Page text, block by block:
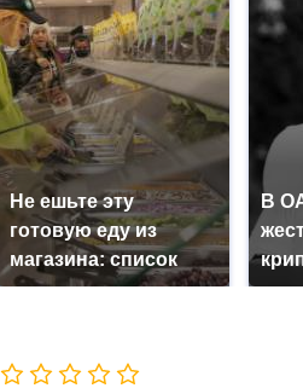
Не ешьте эту
готовую еду из
магазина: список
В